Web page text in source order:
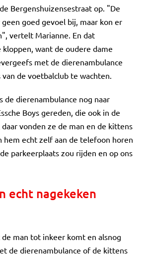
Bergenshuizensestraat op. "De
goed gevoel bij, maar kon er
vertelt Marianne. En dat
want de oudere dame
met de dierenambulance
de voetbalclub te wachten.
de dierenambulance nog naar
Boys gereden, die ook in de
vonden ze de man en de kittens
hem echt zelf aan de telefoon horen
parkeerplaats zou rijden en op ons
echt nagekeken
man tot inkeer komt en alsnog
de dierenambulance of de kittens